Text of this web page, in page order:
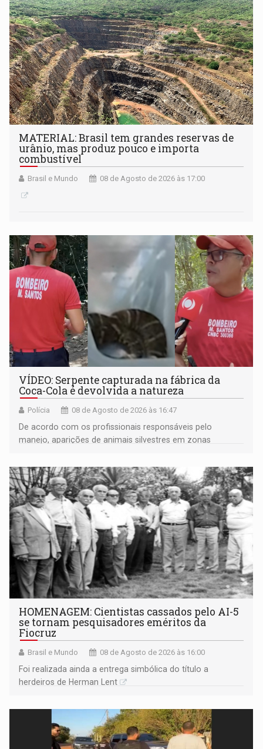
setembro
MATERIAL: Brasil tem grandes reservas de
urânio, mas produz pouco e importa
combustível
Brasil e Mundo 08 de Agosto de 2026 às 17:00
VÍDEO: Serpente capturada na fábrica da
Coca-Cola é devolvida a natureza
Polícia 08 de Agosto de 2026 às 16:47
De acordo com os profissionais responsáveis pelo
manejo, aparições de animais silvestres em zonas
HOMENAGEM: Cientistas cassados pelo AI-5
se tornam pesquisadores eméritos da
Fiocruz
Brasil e Mundo 08 de Agosto de 2026 às 16:00
Foi realizada ainda a entrega simbólica do título a
herdeiros de Herman Lent